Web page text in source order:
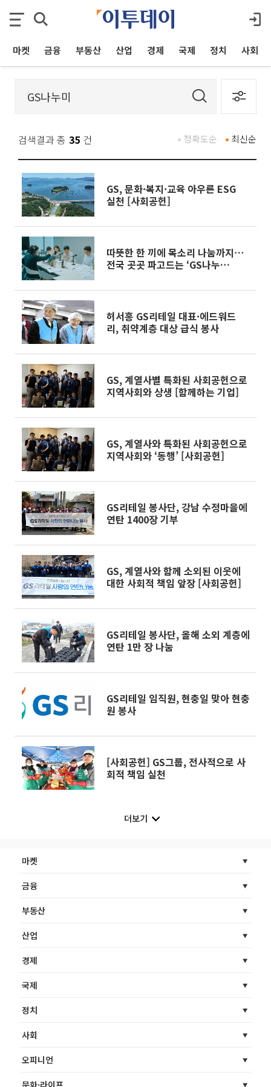
마켓 금융 부동산 산업 경제 국제 정치 사회
검색결과 총 35 건 최신순
정확도순
GS, 문화·복지·교육 아우른 ESG
실천 [사회공헌]
따뜻한 한 끼에 목소리 나눔까지⋯
전국 곳곳 파고드는 ‘GS나누
허서홍 GS리테일 대표·에드워드
리, 취약계층 대상 급식 봉사
GS, 계열사별 특화된 사회공헌으로
지역사회와 상생 [함께하는 기업]
GS, 계열사와 특화된 사회공헌으로
지역사회와 ‘동행’ [사회공헌]
GS리테일 봉사단, 강남 수정마을에
연탄 1400장 기부
GS, 계열사와 함께 소외된 이웃에
대한 사회적 책임 앞장 [사회공헌]
GS리테일 봉사단, 올해 소외 계층에
연탄 1만 장 나눔
GS리테일 임직원, 현충일 맞아 현충
원 봉사
[사회공헌] GS그룹, 전사적으로 사
회적 책임 실천
더보기
마켓
금융
부동산
산업
경제
국제
정치
사회
오피니언
문화·라이프